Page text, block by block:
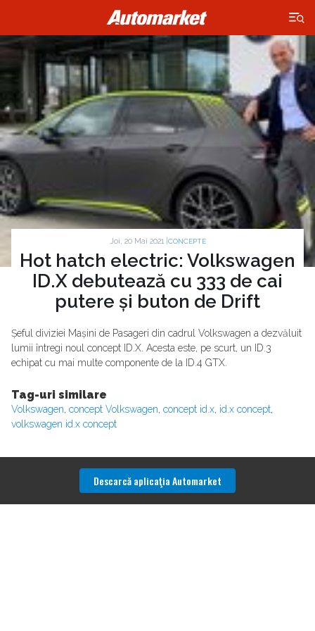
×
Joi, 20 Mai 2021 | CONCEPTE
Hot hatch electric: Volkswagen
ID.X debutează cu 333 de cai
putere și buton de Drift
Șeful diviziei Mașini de Pasageri din cadrul Volkswagen a dezvăluit
lumii întregi noul concept ID.X. Acesta este, pe scurt, un ID.3
echipat cu mai multe componente de la ID.4 GTX.
Tag-uri similare
Volkswagen, concept Volkswagen, concept id.x, id.x concept,
volkswagen id.x concept
Descarcă aplicaţia Automarket